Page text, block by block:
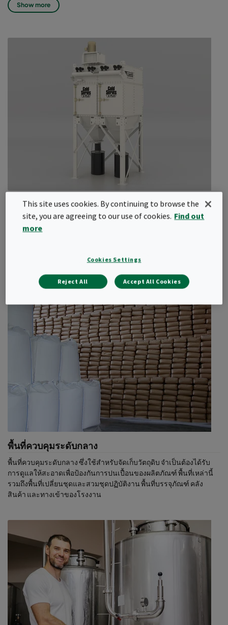
ระบบกรองอากาศที่ผ่านการรับรองนั้น
ปลอดเชื้อ
ในภาชนะที่ปลอดเชื้อตามด้วยการปิดผนึกอย่างแน่นด้วยบรรจุภัณฑ์ที่
ผ่านการฆ่าเชื้อในสภาพแวดล้อมที่ปราศจากจุลินทรีย์ ดังนั้นไม่ว่าคุณ
จะ’re ดื่มน้ำผลไม้สดหรือเครื่องดื่มชูกำลังคุณกำลังเผชิญกับ
กระบวนการปลอดเชื้อที่ละเอียดอ่อนพร้อมกับสภาพแวดล้อมที่มี
การบรรจุทั้งหมดจะคงไว้ซึ่งมาตราฐาน ISO โดยไม่มีแบคทีเรียในขวด
ในระหว่างการขึ้นรูปการลำเลียงและบรรจุ สายลำเลียงอยู่ภายใต้ตัว
กรอง HEPA เพื่อป้องกันจากการปกนเปื้อนที่อาจอยู่ในระหว่าง
ด้วยการกรองที่เหมาะสมสามารถทำได้:
กระบวนการปลอดเชื้อ
รักษารสชาติและคุณภาพที่คงที่ในผลิตภัณฑ์สำเร็จรูป
ปกป้องผู้บริโภคและคนงานกระบวนการผลิตและชื่อเสียง
คุณภาพอากาศในการผลิตเครื่องดื่ม
เมตร ระบบปรับอากาศมีความจุ 1,000 m3/hr อาจใช้เวลา 2 ถึง 15
ชั่วโมงในขั้นตอนการผลิตเครื่องดื่มอาจมีการปนเปื้อนเกิดขึ้นระหว่าง
การผลิต
เมื่อสุขภาพของประชาชนอยู่ในสภาวะเสี่ยงหน่วยงานด้านสุขภาพและ
ความปลอดภัยด้านอาหารของประเทศสามารถแนะนำให้หน่วยงาน
บังคับใช้นโยบายด้านสุขภาพ สิ่งเหล่านี้อาจรวมถึงการถอนและทำลาย
วัตถุดิบหรือผลิตภัณฑ์หรือการปิดกิจการชั่วคราวของกิจการที่ละเลย’s
โรงงานผลิต.
ใช้ชีวิตอย่างปลอดภัยด้วยตัวกรอง
ProSafeและเครื่องฟอกอากาศ
ไม่ว่าคนจะอยู่ส่วนใดบนโลก’อีกครั้ง แคมฟิล สามารถช่วยให้คุณปฎิบัติ
ตามข้อกำหนดด้านสุขภาพและความปลอดภัยของเครื่องดื่ม เครื่องฟอก
อากาศชั้นนำในตลาดของเราเป็นไปตามมาตราฐานปัจจุบันทั้งหมด
และเหนือกว่าความต้องการเฉพาะลูกค้าของเรา
ตัวกรอง Prosafe ของเรานำเสนอโซลูชั่นที่สมบูรณ์สำหรับ
ระเบียบความปลอดภัยอาหารการปนเปื้อนของจุลินทรีย์และทำให้
เครื่องฟอกอากาศและน้ำยาทำความสะอาด
Prosafe:
รับประกันปราศจาก Bisphenol A หรือฟอร์มาลดีไฮด์
ทนต่อการปนเปื้อนและสารทำความสะอาด
สอดคล้อง ISO อย่างสมบูรณ์ 846 (ไม่มีการเติบโตของแบคทีเรีย
และเชื้อรา)
สอดคล้องมาตราฐานสุขอนามัยของเยอรมัน VDI6022
Show more
ระบบดักจับฝุ่น
ระบบดักจับฝุ่นช่วยจัดการอากาศระบายออกจากกระบวนการผลิตและ
บรรจุภัณฑ์อาหารได้อย่างปลอดภัย ช่วยปรับปรุงคุณภาพอากาศภายใน
พื้นที่ควบคุมระดับกลาง
พื้นที่ควบคุมระดับกลาง ซึ่งใช้สำหรับจัดเก็บวัตถุดิบ จำเป็นต้องได้รับ
การดูแลให้สะอาดเพื่อป้องกันการปนเปื้อนของผลิตภัณฑ์ พื้นที่เหล่านี้
รวมถึงพื้นที่เปลี่ยนชุดและสวมชุดปฏิบัติงาน พื้นที่บรรจุภัณฑ์ คลัง
สินค้า และทางเข้าของโรงงาน
This site uses cookies. By continuing to browse the
site, you are agreeing to our use of cookies. Find out
more
Cookies Settings
Reject All Accept All Cookies